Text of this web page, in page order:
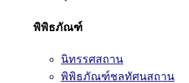
พิพิธภัณฑ์
นิทรรศสถาน
พิพิธภัณฑ์ชลทัศนสถาน